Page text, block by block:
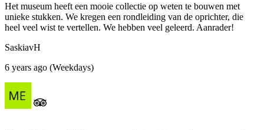
Het museum heeft een mooie collectie op weten te bouwen met
unieke stukken. We kregen een rondleiding van de oprichter, die
heel veel wist te vertellen. We hebben veel geleerd. Aanrader!
SaskiavH
6 years ago (Weekdays)